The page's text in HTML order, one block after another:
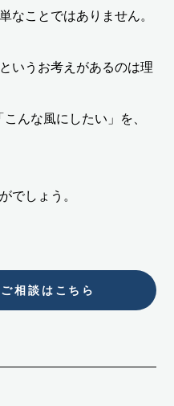
なことではありません。
いうお考えがあるのは理
んな風にしたい」を、
でしょう。
相談はこちら